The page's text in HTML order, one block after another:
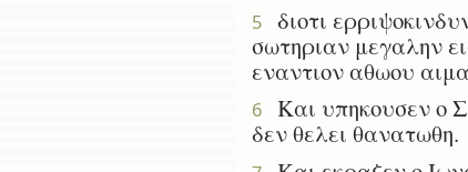
5
διοτι
σωτηριαν μεγαλην
εναντιον αθωου
6
Και υπηκουσεν ο
δεν θελει θανατωθη.